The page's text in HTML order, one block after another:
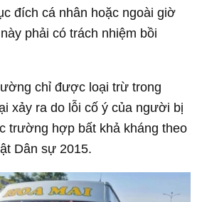
đích cá nhân hoặc ngoài giờ
phải có trách nhiệm bồi
chỉ được loại trừ trong
xảy ra do lỗi cố ý của người bị
trường hợp bất khả kháng theo
Dân sự 2015.